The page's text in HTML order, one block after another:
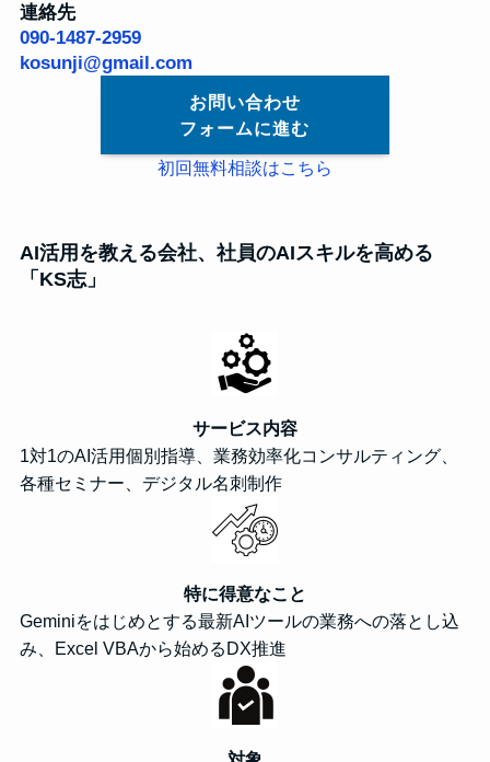
連絡先
090-1487-2959
kosunji@gmail.com
お問い合わせ
フォームに進む
初回無料相談はこちら
AI活用を教える会社、社員のAIスキルを高める
「KS志」
サービス内容
1対1のAI活用個別指導、業務効率化コンサルティング、
各種セミナー、デジタル名刺制作
特に得意なこと
Geminiをはじめとする最新AIツールの業務への落とし込
み、Excel VBAから始めるDX推進